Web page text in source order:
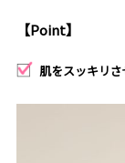
【Point】
肌をスッキリ